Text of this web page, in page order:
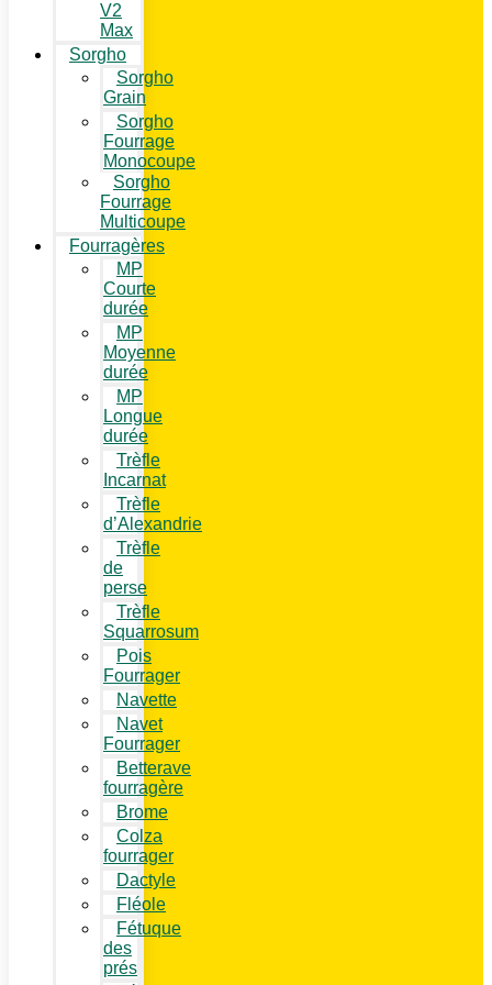
V2
Max
Sorgho
Sorgho
Grain
Sorgho
Fourrage
Monocoupe
Sorgho
Fourrage
Multicoupe
Fourragères
MP
Courte
durée
MP
Moyenne
durée
MP
Longue
durée
Trèfle
Incarnat
Trèfle
d’Alexandrie
Trèfle
de
perse
Trèfle
Squarrosum
Pois
Fourrager
Navette
Navet
Fourrager
Betterave
fourragère
Brome
Colza
fourrager
Dactyle
Fléole
Fétuque
des
prés